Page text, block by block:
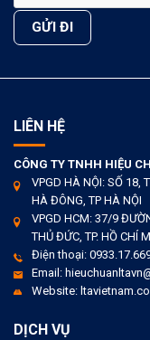
LIÊN HỆ
CÔNG TY TNHH HIỆU
VPGD HÀ NỘI: SỐ 18,
HÀ ĐÔNG, TP HÀ NỘI
VPGD HCM: 37/9
THỦ ĐỨC, TP. HỒ CHÍ
Điện thoại:
Email:
Website:
DỊCH VỤ